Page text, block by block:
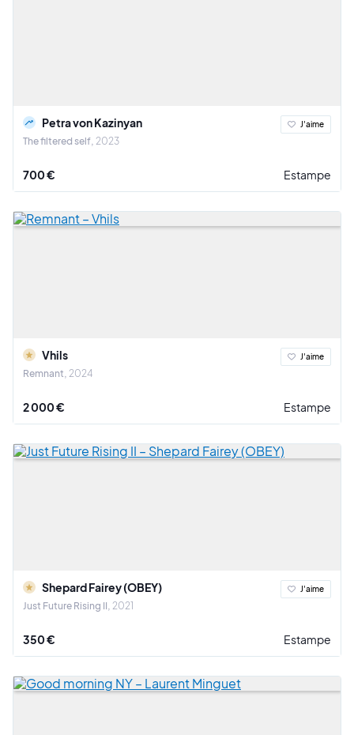
Petra von Kazinyan
The filtered self 2023
J'aime
700 € Estampe
Vhils
Remnant 2024
J'aime
2 000 € Estampe
Shepard Fairey (OBEY)
Just Future Rising II 2021
J'aime
350 € Estampe